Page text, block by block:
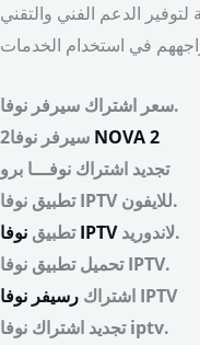
الدعم الفني والتقني
سعر اشتراك سيرفر نوفا.
NOVA 2
تجديد اشتراك نوفـــا برو
تطبيق نوفا IPTV للايفون.
تطبيقنوفا IPTV
لاندوريد.
تحميل تطبيق نوفا IPTV.
اشتراك رسيفر نوفا
IPTV
تجديد اشتراك نوفا iptv.